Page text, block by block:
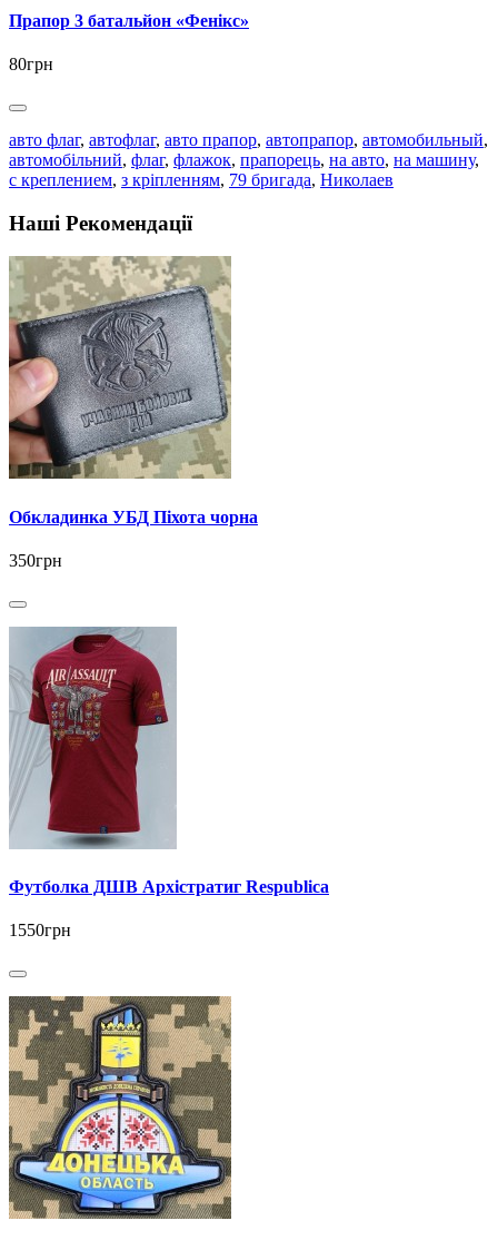
Прапор 3 батальйон «Фенікс»
80грн
авто флаг, автофлаг, авто прапор, автопрапор, автомобильный,
автомобільний, флаг, флажок, прапорець, на авто, на машину,
с креплением, з кріпленням, 79 бригада, Николаев
Наші Рекомендації
Обкладинка УБД Піхота чорна
350грн
Футболка ДШВ Архістратиг Respublica
1550грн